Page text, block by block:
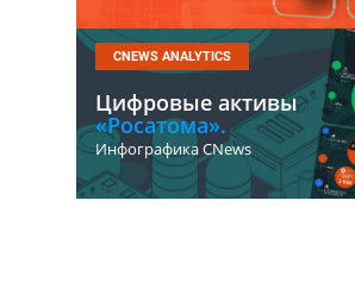
CNEWS ANALYTICS
Цифровые активы
«Росатома».
Инфографика CNews